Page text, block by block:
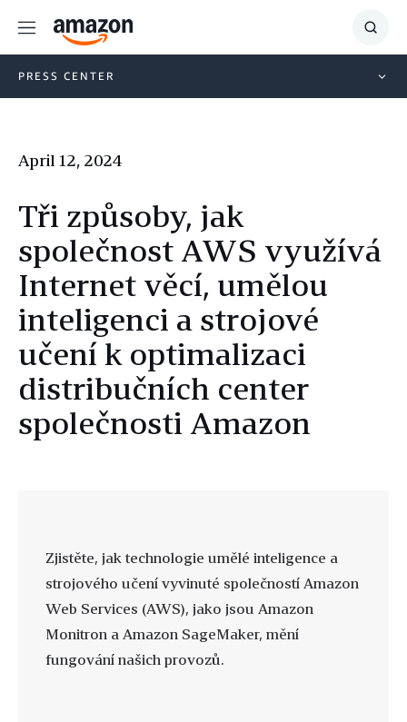
Menu
Show
PRESS CENTER
April 12, 2024
Tři způsoby, jak
společnost AWS využívá
Internet věcí, umělou
inteligenci a strojové
učení k optimalizaci
distribučních center
společnosti Amazon
Zjistěte, jak technologie umělé inteligence a
strojového učení vyvinuté společností Amazon
Web Services (AWS), jako jsou Amazon
Monitron a Amazon SageMaker, mění
fungování našich provozů.